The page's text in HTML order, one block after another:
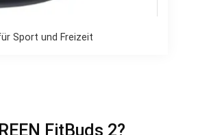
Sport und Freizeit
FitBuds 2?